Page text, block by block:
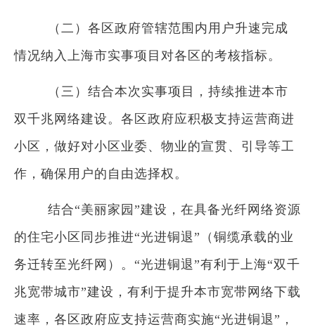
（二）各区政府管辖范围内用户升速完成
情况纳入上海市实事项目对各区的考核指标。
（三）结合本次实事项目，持续推进本市
双千兆网络建设。各区政府应积极支持运营商进
小区，做好对小区业委、物业的宣贯、引导等工
作，确保用户的自由选择权。
结合“美丽家园”建设，在具备光纤网络资源
的住宅小区同步推进“光进铜退”（铜缆承载的业
务迁转至光纤网）。“光进铜退”有利于上海“双千
兆宽带城市”建设，有利于提升本市宽带网络下载
速率，各区政府应支持运营商实施“光进铜退”，